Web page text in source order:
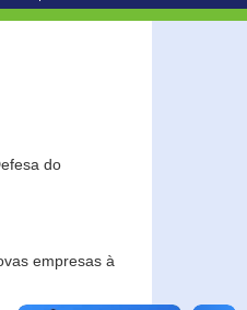
do
empresas à